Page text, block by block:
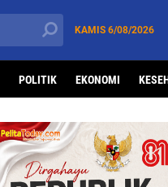
KAMIS 6/08/2026
POLITIK EKONOMI